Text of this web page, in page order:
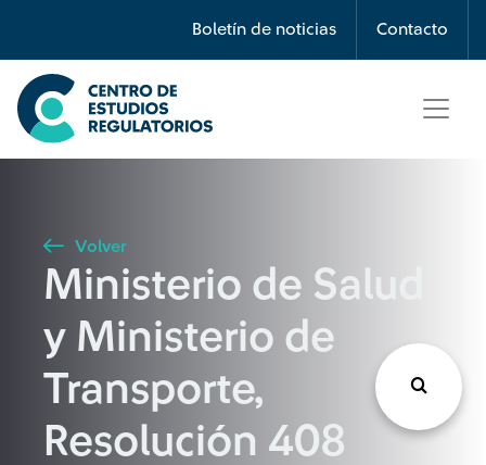
Boletín de noticias Contacto
Búsqueda
Seleccione país
Buscar
Volver
Ministerio de Salud
y Ministerio de
Transporte,
Resolución 408